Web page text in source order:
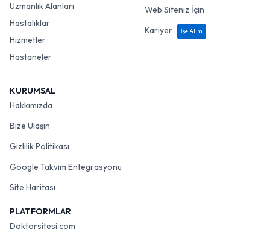
Uzmanlık Alanları
Hastalıklar
Hizmetler
Hastaneler
Web Siteniz İçin
Kariyer
İşe Alım
KURUMSAL
Hakkımızda
Bize Ulaşın
Gizlilik Politikası
Google Takvim Entegrasyonu
Site Haritası
PLATFORMLAR
Doktorsitesi.com